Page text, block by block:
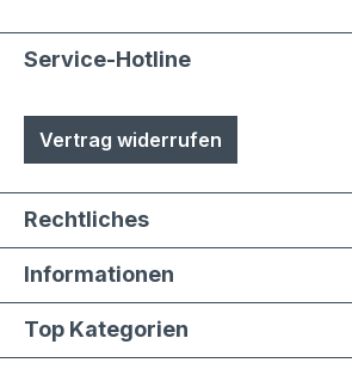
Service-Hotline
Vertrag widerrufen
Rechtliches
Informationen
Top Kategorien